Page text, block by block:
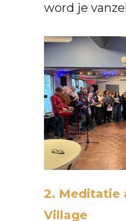
word je
2. Meditatie
Village